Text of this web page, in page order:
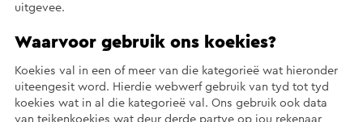
uitgevee.
Waarvoor gebruik ons koekies?
Koekies val in een of meer van die kategorieë wat hieronder
uiteengesit word. Hierdie webwerf gebruik van tyd tot tyd
koekies wat in al die kategorieë val. Ons gebruik ook data
van teikenkoekies wat deur derde partye op jou rekenaar